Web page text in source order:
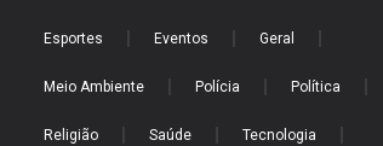
Esportes Eventos Geral
Meio Ambiente Polícia Política
Religião Saúde Tecnologia